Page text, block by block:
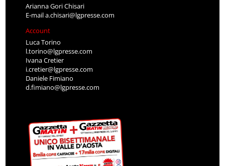
Arianna Gori Chisari
E-maila.chisari@lgpresse.com
Account
Luca Torino
l.torino@lgpresse.com
Ivana Cretier
i.cretier@lgpresse.com
Daniele Fimiano
d.fimiano@lgpresse.com